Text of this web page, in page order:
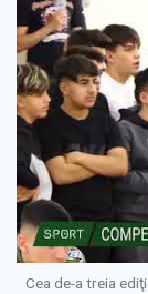
Cea de-a treia